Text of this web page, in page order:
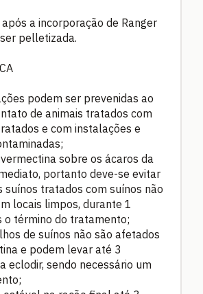
a incorporação de Ranger
pelletizada.
podem ser prevenidas ao
de animais tratados com
e com instalações e
sobre os ácaros da
portanto deve-se evitar
suínos tratados com suínos não
locais limpos, durante 1
o término do tratamento;
de suínos não são afetados
e podem levar até 3
eclodir, sendo necessário um